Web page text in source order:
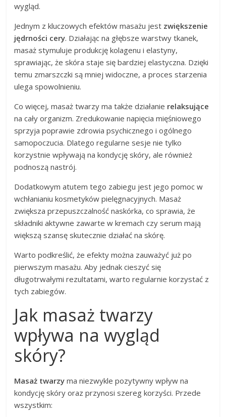
wygląd.
Jednym z kluczowych efektów masażu jest zwiększenie
jędrności cery. Działając na głębsze warstwy tkanek,
masaż stymuluje produkcję kolagenu i elastyny,
sprawiając, że skóra staje się bardziej elastyczna. Dzięki
temu zmarszczki są mniej widoczne, a proces starzenia
ulega spowolnieniu.
Co więcej, masaż twarzy ma także działanie relaksujące
na cały organizm. Zredukowanie napięcia mięśniowego
sprzyja poprawie zdrowia psychicznego i ogólnego
samopoczucia. Dlatego regularne sesje nie tylko
korzystnie wpływają na kondycję skóry, ale również
podnoszą nastrój.
Dodatkowym atutem tego zabiegu jest jego pomoc w
wchłanianiu kosmetyków pielęgnacyjnych. Masaż
zwiększa przepuszczalność naskórka, co sprawia, że
składniki aktywne zawarte w kremach czy serum mają
większą szansę skutecznie działać na skórę.
Warto podkreślić, że efekty można zauważyć już po
pierwszym masażu. Aby jednak cieszyć się
długotrwałymi rezultatami, warto regularnie korzystać z
tych zabiegów.
Jak masaż twarzy
wpływa na wygląd
skóry?
Masaż twarzy ma niezwykle pozytywny wpływ na
kondycję skóry oraz przynosi szereg korzyści. Przede
wszystkim: